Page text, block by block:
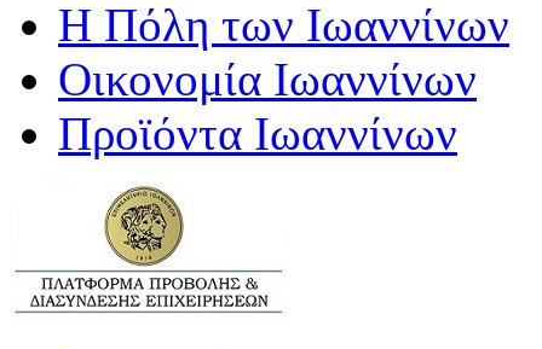
Η Πόλη των Ιωαννίνων
Οικονομία Ιωαννίνων
Προϊόντα Ιωαννίνων